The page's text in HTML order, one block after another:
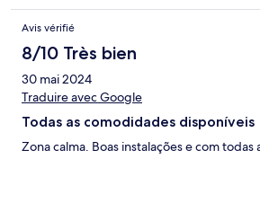
Avis vérifié
8/10 Très bien
30 mai 2024
Traduire avec Google
Todas as comodidades disponíveis
Zona calma. Boas instalações e com